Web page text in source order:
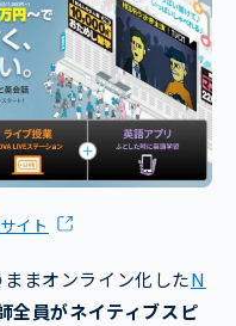
イト
まオンライン化したN
全員がネイティブスピ